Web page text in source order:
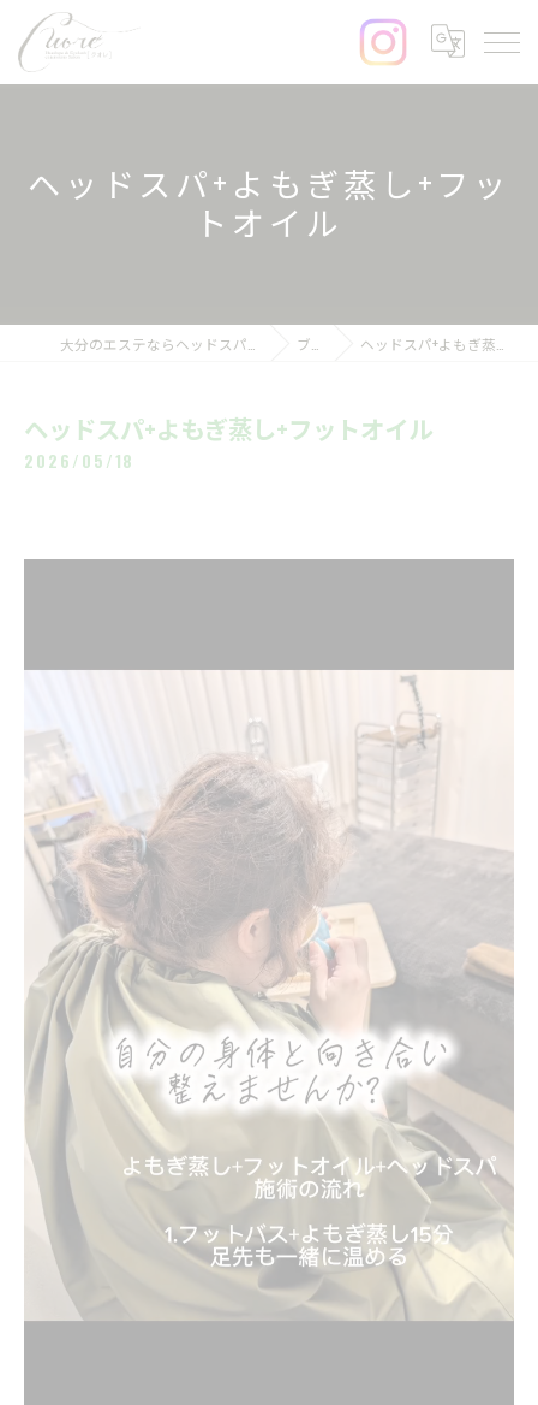
ヘッドスパ+よもぎ蒸し+フッ
トオイル
ブログ ヘッドスパ+よもぎ蒸し+フットオイル
ヘッドスパ+よもぎ蒸し+フットオイル
2026/05/18